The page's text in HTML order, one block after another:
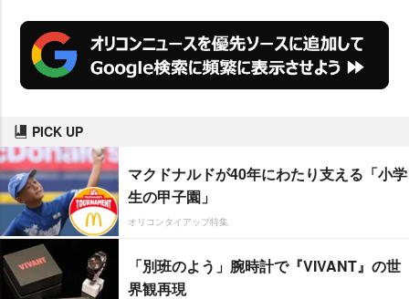
PICK UP
マクドナルドが40年にわたり支える「小学
生の甲子園」
オリコンタイアップ特集
「別班のよう」腕時計で『VIVANT』の世
界観再現